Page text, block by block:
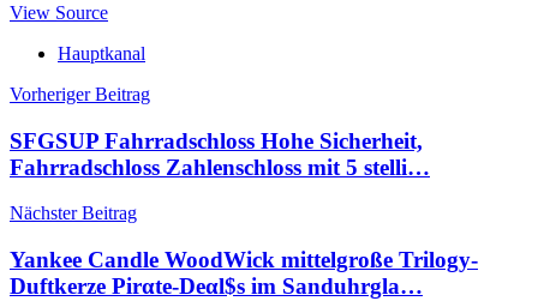
View Source
Hauptkanal
Beitragsnavigation
Vorheriger Beitrag
SFGSUP Fahrradschloss Hohe Sicherheit,
Fahrradschloss Zahlenschloss mit 5 stelli…
Nächster Beitrag
Yankee Candle WoodWick mittelgroße Trilogy-
Duftkerze Pirαtе-Dеαl$s im Sanduhrgla…